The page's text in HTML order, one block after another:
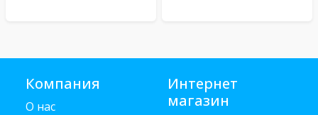
Компания
О нас
Интернет
магазин